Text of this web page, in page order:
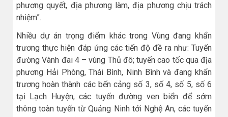
phương quyết, địa phương làm, địa phương chịu trách
nhiệm”.
Nhiều dự án trọng điểm khác trong Vùng đang khẩn
trương thực hiện đáp ứng các tiến độ đề ra như: Tuyến
đường Vành đai 4 – vùng Thủ đô; tuyến cao tốc qua địa
phương Hải Phòng, Thái Bình, Ninh Bình và đang khẩn
trương hoàn thành các bến cảng số 3, số 4, số 5, số 6
tại Lạch Huyện, các tuyến đường ven biển để sớm
thông toàn tuyến từ Quảng Ninh tới Nghệ An, các tuyến